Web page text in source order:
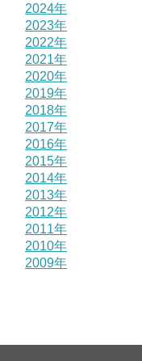
2024年
2023年
2022年
2021年
2020年
2019年
2018年
2017年
2016年
2015年
2014年
2013年
2012年
2011年
2010年
2009年